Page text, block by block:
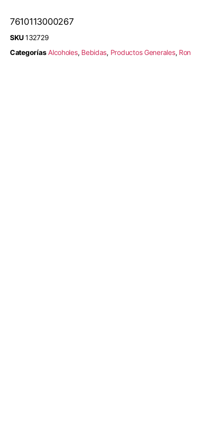
7610113000267
SKU132729
Categorías Alcoholes, Bebidas, Productos Generales, Ron